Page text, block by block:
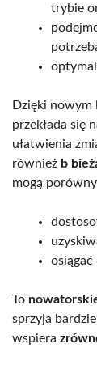
trybie
Dzięki nowym
przekłada się
ułatwienia
również b
mogą
osiągać
To
sprzyja
wspiera